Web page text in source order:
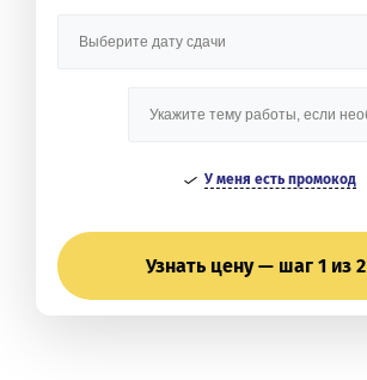
У меня есть промокод
Узнать цену — шаг 1 из 2